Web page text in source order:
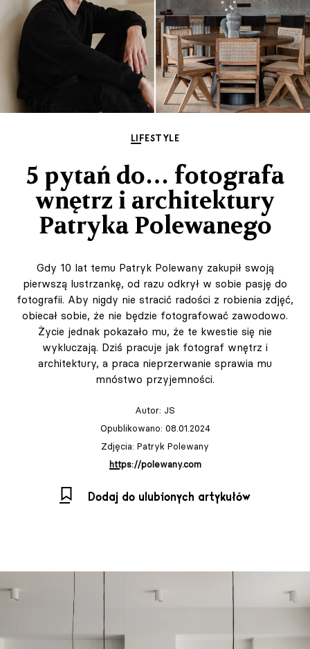
LIFESTYLE
5 pytań do… fotografa
wnętrz i architektury
Patryka Polewanego
Gdy 10 lat temu Patryk Polewany zakupił swoją
pierwszą lustrzankę, od razu odkrył w sobie pasję do
fotografii. Aby nigdy nie stracić radości z robienia zdjęć,
obiecał sobie, że nie będzie fotografować zawodowo.
Życie jednak pokazało mu, że te kwestie się nie
wykluczają. Dziś pracuje jak fotograf wnętrz i
architektury, a praca nieprzerwanie sprawia mu
mnóstwo przyjemności.
Autor: JS
Opublikowano: 08.01.2024
Zdjęcia: Patryk Polewany
https://polewany.com
Dodaj do ulubionych artykułów